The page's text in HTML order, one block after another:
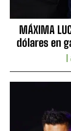
MÁXIMA
dólares en